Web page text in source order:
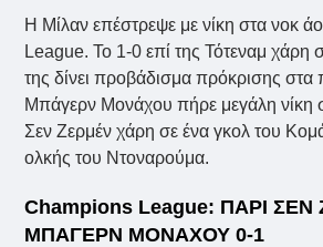
Η Μίλαν επέστρεψε με νίκη στα νοκ
League. Το 1-0 επί της Τότεναμ χάρη
της δίνει προβάδισμα πρόκρισης στα
Μπάγερν Μονάχου πήρε μεγάλη νίκη
Σεν Ζερμέν χάρη σε ένα γκολ του
ολκής του Ντοναρούμα.
Champions League: ΠΑΡΙ
ΜΠΑΓΕΡΝ ΜΟΝΑΧΟΥ 0-1